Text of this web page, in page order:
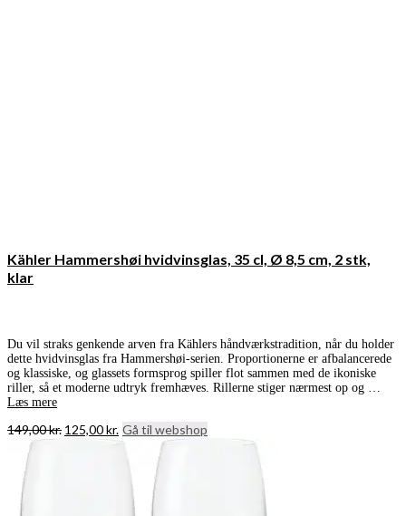
Kähler Hammershøi hvidvinsglas, 35 cl, Ø 8,5 cm, 2 stk,
klar
Du vil straks genkende arven fra Kählers håndværkstradition, når du holder
dette hvidvinsglas fra Hammershøi-serien. Proportionerne er afbalancerede
og klassiske, og glassets formsprog spiller flot sammen med de ikoniske
riller, så et moderne udtryk fremhæves. Rillerne stiger nærmest op og …
Læs mere
149,00kr. Den
oprindelige
125,00kr.Den
aktuelle
pris
125,00 kr..
Gå til webshop